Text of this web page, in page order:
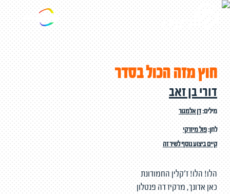
חוץ מזה הכול בסדר
דורי בן זאב
מילים:דן אלמגור
לחן:פול מיזרקי
קיים ביצוע נוסף לשיר זה
הלו! הלו! ז'קלין החמודונת
כאן אדונך, מרקיז דה פנטלון